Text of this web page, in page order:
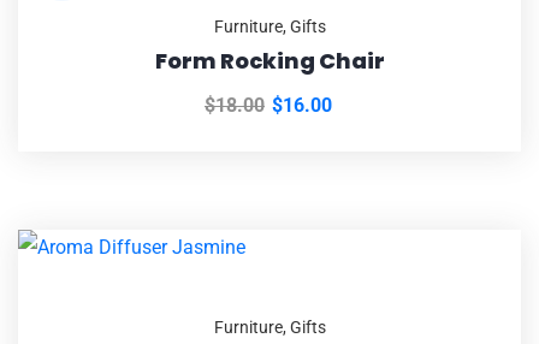
Furniture, Gifts
Form Rocking Chair
$18.00 $16.00
Furniture, Gifts